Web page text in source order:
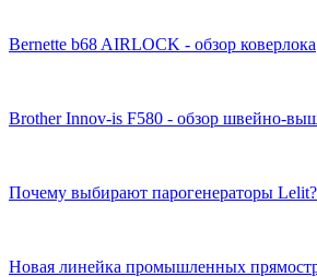
Bernette b68 AIRLOCK - обзор коверлока
Brother Innov-is F580 - обзор швейно-
Почему выбирают парогенераторы Lelit?
Новая линейка промышленных